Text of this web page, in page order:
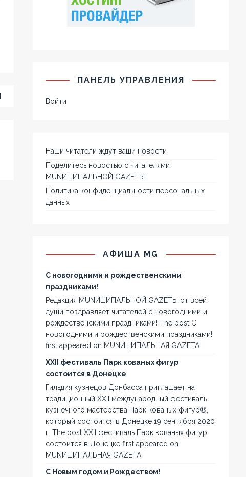
ПАНЕЛЬ УПРАВЛЕНИЯ
Войти
Наши читатели ждут ваши новости
Поделитесь новостью с читателями
MUNИЦИПАЛЬНОЙ GAZЕТЫ
Политика конфиденциальности персональных
данных
АФИША MG
С новогодними и рождественскими
праздниками!
Редакция MUNИЦИПАЛЬНОЙ GAZЕТЫ от всей
души поздравляет читателей с новогодними и
рождественскими праздниками! The post С
новогодними и рождественскими праздниками!
first appeared on MUNИЦИПАЛЬНАЯ GAZЕТА.
XXII фестиваль Парк кованых фигур
состоится в Донецке
Гильдия кузнецов Донбасса приглашает на
традиционный XXII международный фестиваль
кузнечного мастерства Парк кованых фигур®,
который состоится в Донецке 19 сентября 2020
г. The post XXII фестиваль Парк кованых фигур
состоится в Донецке first appeared on
MUNИЦИПАЛЬНАЯ GAZЕТА.
С Новым годом и Рождеством!